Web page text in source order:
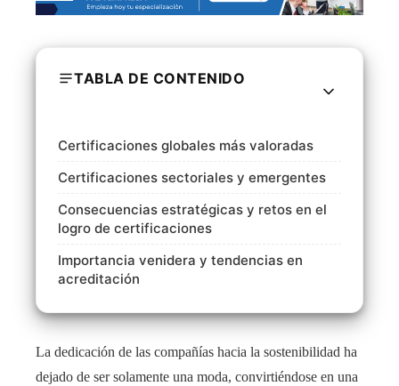
TABLA DE CONTENIDO
Certificaciones globales más valoradas
Certificaciones sectoriales y emergentes
Consecuencias estratégicas y retos en el
logro de certificaciones
Importancia venidera y tendencias en
acreditación
La dedicación de las compañías hacia la sostenibilidad ha
dejado de ser solamente una moda, convirtiéndose en una